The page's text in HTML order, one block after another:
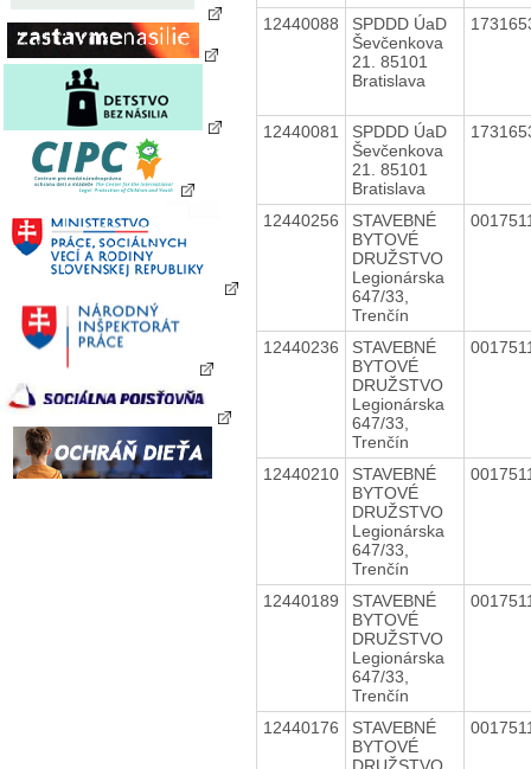
12440088
SPDDD ÚaD
Ševčenkova
21. 85101
Bratislava
12440081
SPDDD ÚaD
Ševčenkova
21. 85101
Bratislava
12440256
STAVEBNÉ
BYTOVÉ
DRUŽSTVO
Legionárska
647/33,
Trenčín
12440236
STAVEBNÉ
BYTOVÉ
DRUŽSTVO
Legionárska
647/33,
Trenčín
12440210
STAVEBNÉ
BYTOVÉ
DRUŽSTVO
Legionárska
647/33,
Trenčín
12440189
STAVEBNÉ
BYTOVÉ
DRUŽSTVO
Legionárska
647/33,
Trenčín
12440176
STAVEBNÉ
BYTOVÉ